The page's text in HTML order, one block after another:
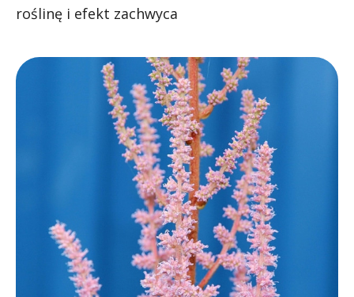
roślinę i efekt zachwyca